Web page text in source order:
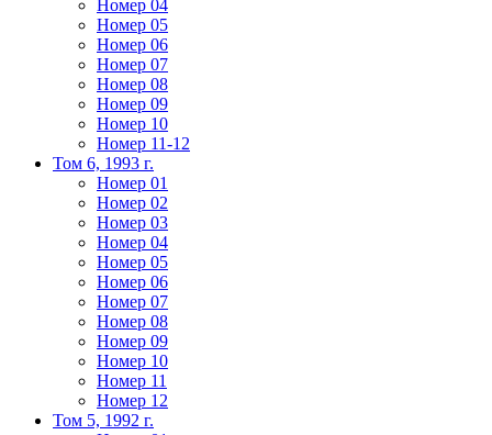
Номер 04
Номер 05
Номер 06
Номер 07
Номер 08
Номер 09
Номер 10
Номер 11-12
Том 6, 1993 г.
Номер 01
Номер 02
Номер 03
Номер 04
Номер 05
Номер 06
Номер 07
Номер 08
Номер 09
Номер 10
Номер 11
Номер 12
Том 5, 1992 г.